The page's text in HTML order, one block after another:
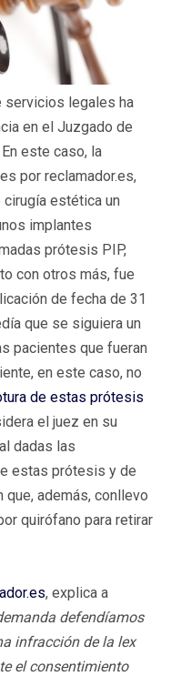
servicios legales ha
en el Juzgado de
este caso, la
por reclamador.es,
estética un
implantes
prótesis PIP,
con otros más, fue
de fecha de 31
que se siguiera un
pacientes que fueran
en este caso, no
de estas prótesis
el juez en su
dadas las
estas prótesis y de
que, además, conllevo
quirófano para retirar
, explica a
defendíamos
infracción de la lex
el consentimiento